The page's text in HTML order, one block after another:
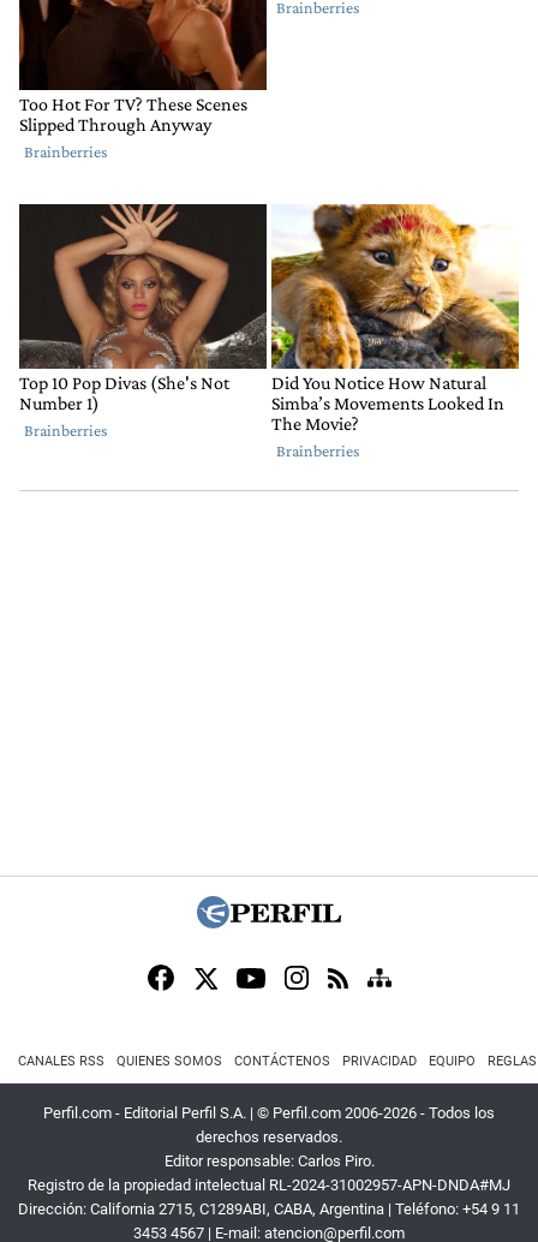
CANALES RSS QUIENES SOMOS CONTÁCTENOS PRIVACIDAD EQUIPO
Perfil.com - Editorial Perfil S.A. | © Perfil.com 2006-2026 - Todos los
derechos reservados.
Editor responsable: Carlos Piro.
Registro de la propiedad intelectual RL-2024-31002957-APN-DNDA#MJ
Dirección: California 2715, C1289ABI, CABA, Argentina | Teléfono: +54 9 11
3453 4567 | E-mail: atencion@perfil.com